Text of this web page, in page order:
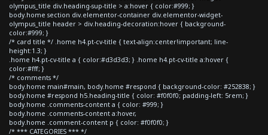
olympus_title div.heading-sup-title > a:hover { color:#999; }
body.home section div.elementor-container div.elementor-widget-
olympus_title header > div.heading-decoration:hover { background-
color:#999; }
/* card title */ .home h4.pt-cv-title { text-align:center!important; line-
height:1.3; }
.home h4.pt-cv-title a { color:#d3d3d3; } .home h4.pt-cv-title a:hover {
color:#fff; }
/* comments */
body.home main#main, body.home #respond { background-color: #252838; }
body.home #respond h5.heading-title { color: #f0f0f0; padding-left: 5rem; }
body.home .comments-content a { color: #999; }
body.home .comments-content a:hover,
body.home .comment-content p { color: #f0f0f0; }
/* *** CATEGORIES *** */